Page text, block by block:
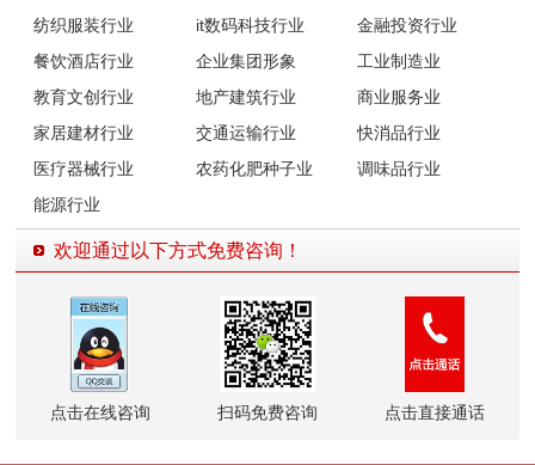
纺织服装行业
it数码科技行业
金融投资行业
餐饮酒店行业
企业集团形象
工业制造业
教育文创行业
地产建筑行业
商业服务业
家居建材行业
交通运输行业
快消品行业
医疗器械行业
农药化肥种子业
调味品行业
能源行业
欢迎通过以下方式免费咨询！
点击在线咨询 扫码免费咨询 点击直接通话